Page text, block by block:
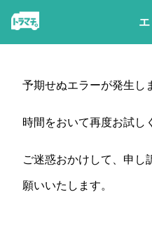
予期せぬエラーが発生し
時間をおいて再度お試し
ご迷惑おかけして、申し
願いいたします。